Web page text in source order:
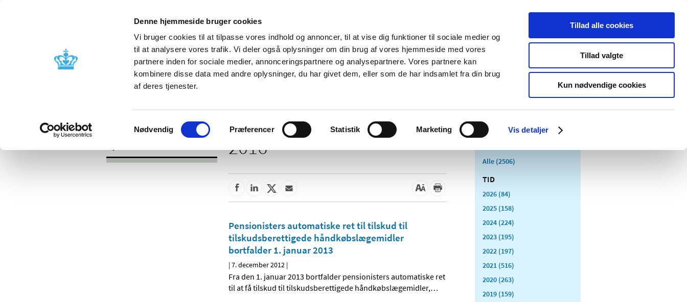
Denne hjemmeside bruger cookies
Vi bruger cookies til at tilpasse vores indhold og annoncer, til at vise dig funktioner til sociale medier og
til at analysere vores trafik. Vi deler også oplysninger om din brug af vores hjemmeside med vores
partnere inden for sociale medier, annonceringspartnere og analysepartnere. Vores partnere kan
kombinere disse data med andre oplysninger, du har givet dem, eller som de har indsamlet fra din brug
af deres tjenester.
Samtykkevalg
Nødvendig Præferencer Statistik Marketing Vis detaljer
Tillad alle cookies
Tillad valgte
Kun nødvendige cookies
Nyheder Om os Kontakt Udgivelser
Godkendelse og
Bivirkninger og
produktinformation
Tilskud og
Apoteker og salg af
Medicinsk
Særlige
produktområder
2016
Pensionisters automatiske ret til tilskud til
tilskudsberettigede håndkøbslægemidler
bortfalder 1. januar 2013
|7. december 2012 |
Fra den 1. januar 2013 bortfalder pensionisters automatiske ret
til at få tilskud til tilskudsberettigede håndkøbslægemidler,…
Alle (2506)
TID
2026 (84)
2025 (158)
2024 (224)
2023 (195)
2022 (197)
2021 (516)
2020 (263)
2019 (159)